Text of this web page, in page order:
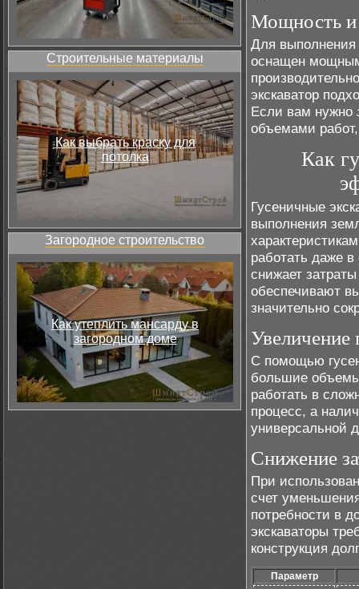
Строительные материалы
Как выбрать краску для
потолка
Загородное строительство
Как утеплить мансарду в
загородном доме
Мощность и
Для
оснащен
экскаватор
Если вам нужно
объемами
Как
Гусеничные
выполнения
работать даже
снижает
обеспечивают
значительно
Увеличение
С помощью
большие
работать в
процесс, а
универсальной
Снижение
При
счет
потребности в
экскаваторы
конструкция
Параметр